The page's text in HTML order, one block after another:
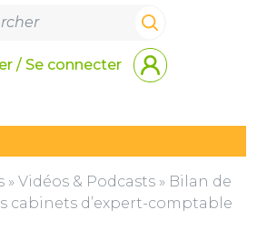
/ Se connecter
» Vidéos & Podcasts » Bilan de
cabinets d’expert-comptable